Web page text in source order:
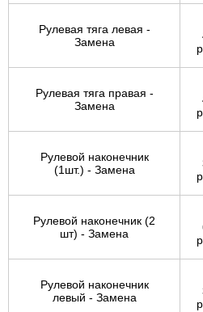
Рулевая тяга левая -
Замена
Рулевая тяга правая -
Замена
Рулевой наконечник
(1шт.) - Замена
Рулевой наконечник (2
шт) - Замена
Рулевой наконечник
левый - Замена